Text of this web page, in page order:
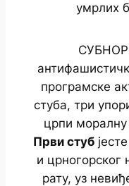
умрлих
СУБНОР
програмске
стуба, три
црпи
Први стуб
и
рату, уз